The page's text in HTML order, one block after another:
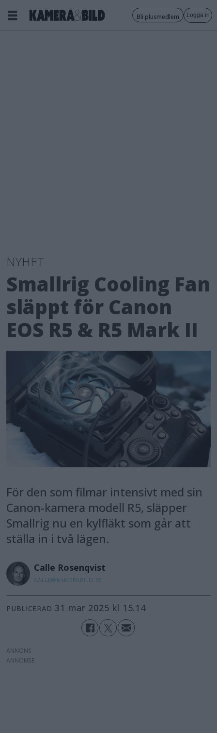
Bli plusmedlem Logga in
NYHET
Smallrig Cooling Fan
släppt för Canon
EOS R5 & R5 Mark II
För den som filmar intensivt med sin
Canon-kamera modell R5, släpper
Smallrig nu en kylfläkt som går att
ställa in i två lägen.
Calle Rosenqvist
CALLE@KAMERABILD.SE
PUBLICERAD 31 mar 2025 kl 15.14
ANNONS